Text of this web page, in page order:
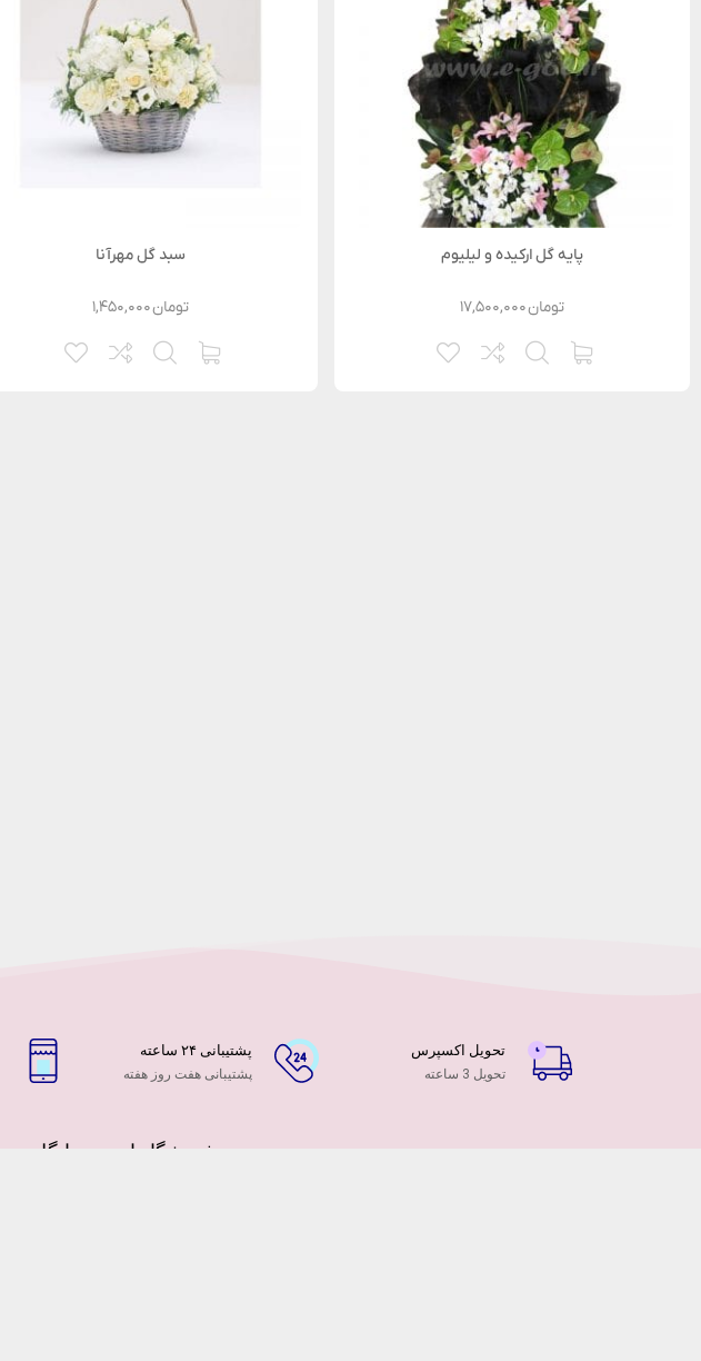
پایه گل ارکیده و لیلیوم
۱۷,۵۰۰,۰۰۰تومان
سبد گل مهرآنا
۱,۴۵۰,۰۰۰تومان
تحویل اکسپرس
تحویل 3 ساعته
پشتیبانی ۲۴ ساعته
پشتیبانی هفت روز هفته
فروشگاه اینترنتی ایگل